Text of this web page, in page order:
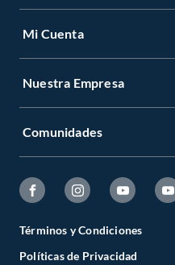
Mi Cuenta
Nuestra Empresa
Comunidades
Términos y Condiciones
Políticas de Privacidad